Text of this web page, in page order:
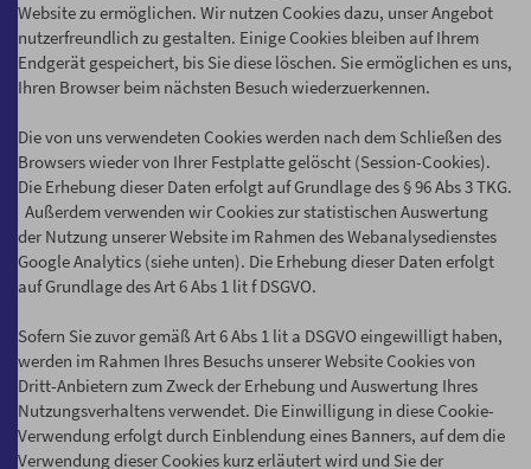
Website zu ermöglichen. Wir nutzen Cookies dazu, unser Angebot
nutzerfreundlich zu gestalten. Einige Cookies bleiben auf Ihrem
Endgerät gespeichert, bis Sie diese löschen. Sie ermöglichen es uns,
Ihren Browser beim nächsten Besuch wiederzuerkennen.
Die von uns verwendeten Cookies werden nach dem Schließen des
Browsers wieder von Ihrer Festplatte gelöscht (Session-Cookies).
Die Erhebung dieser Daten erfolgt auf Grundlage des § 96 Abs 3 TKG.
Außerdem verwenden wir Cookies zur statistischen Auswertung
der Nutzung unserer Website im Rahmen des Webanalysedienstes
Google Analytics (siehe unten). Die Erhebung dieser Daten erfolgt
auf Grundlage des Art 6 Abs 1 lit f DSGVO.
Sofern Sie zuvor gemäß Art 6 Abs 1 lit a DSGVO eingewilligt haben,
werden im Rahmen Ihres Besuchs unserer Website Cookies von
Dritt-Anbietern zum Zweck der Erhebung und Auswertung Ihres
Nutzungsverhaltens verwendet. Die Einwilligung in diese Cookie-
Verwendung erfolgt durch Einblendung eines Banners, auf dem die
Verwendung dieser Cookies kurz erläutert wird und Sie der